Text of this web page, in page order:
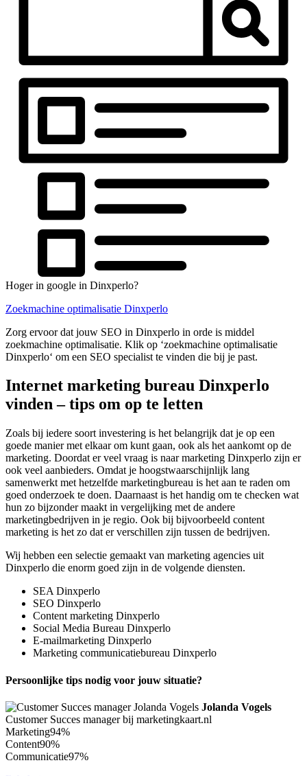
Hoger in google in Dinxperlo?
Zoekmachine optimalisatie Dinxperlo
Zorg ervoor dat jouw SEO in Dinxperlo in orde is middel
zoekmachine optimalisatie. Klik op ‘zoekmachine optimalisatie
Dinxperlo‘ om een SEO specialist te vinden die bij je past.
Internet marketing bureau Dinxperlo
vinden – tips om op te letten
Zoals bij iedere soort investering is het belangrijk dat je op een
goede manier met elkaar om kunt gaan, ook als het aankomt op de
marketing. Doordat er veel vraag is naar marketing Dinxperlo zijn er
ook veel aanbieders. Omdat je hoogstwaarschijnlijk lang
samenwerkt met hetzelfde marketingbureau is het aan te raden om
goed onderzoek te doen. Daarnaast is het handig om te checken wat
hun zo bijzonder maakt in vergelijking met de andere
marketingbedrijven in je regio. Ook bij bijvoorbeeld content
marketing is het zo dat er verschillen zijn tussen de bedrijven.
Wij hebben een selectie gemaakt van marketing agencies uit
Dinxperlo die enorm goed zijn in de volgende diensten.
SEA Dinxperlo
SEO Dinxperlo
Content marketing Dinxperlo
Social Media Bureau Dinxperlo
E-mailmarketing Dinxperlo
Marketing communicatiebureau Dinxperlo
Persoonlijke tips nodig voor jouw situatie?
Jolanda Vogels
Customer Succes manager bij marketingkaart.nl
Marketing94%
Content90%
Communicatie97%